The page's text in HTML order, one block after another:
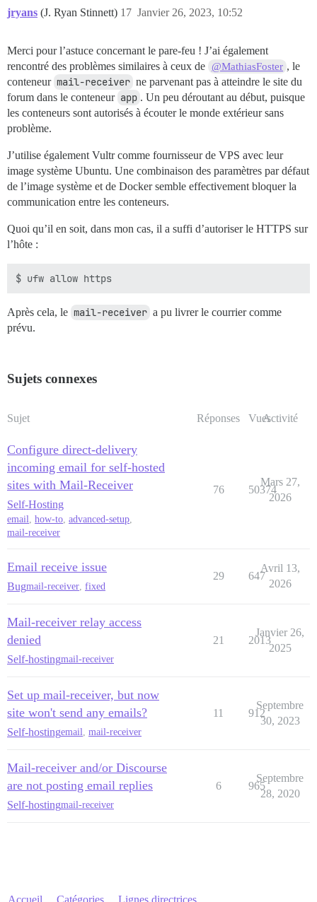
jryans (J. Ryan Stinnett) Janvier 26, 2023, 10:52
17
Merci pour l’astuce concernant le pare-feu ! J’ai également
rencontré des problèmes similaires à ceux de @MathiasFoster , le
conteneur mail-receiver ne parvenant pas à atteindre le site du
forum dans le conteneur app . Un peu déroutant au début, puisque
les conteneurs sont autorisés à écouter le monde extérieur sans
problème.
J’utilise également Vultr comme fournisseur de VPS avec leur
image système Ubuntu. Une combinaison des paramètres par défaut
de l’image système et de Docker semble effectivement bloquer la
communication entre les conteneurs.
Quoi qu’il en soit, dans mon cas, il a suffi d’autoriser le HTTPS sur
l’hôte :
Après cela, le mail-receiver a pu livrer le courrier comme
prévu.
Sujets connexes
Sujet Réponses VuesActivité
Configure direct-delivery
incoming email for self-hosted
sites with Mail-Receiver
Self-Hosting
email how-to advanced-setup
mail-receiver
76 50374
Mars 27,
2026
Email receive issue
Bugmail-receiver, fixed
29 647
Avril 13,
2026
Mail-receiver relay access
denied
Self-hostingmail-receiver
21 2013
Janvier 26,
2025
Set up mail-receiver, but now
site won't send any emails?
Self-hostingemail, mail-receiver
11 912
Septembre
30, 2023
Mail-receiver and/or Discourse
are not posting email replies
Self-hostingmail-receiver
6 965
Septembre
28, 2020
Accueil Catégories Lignes directrices